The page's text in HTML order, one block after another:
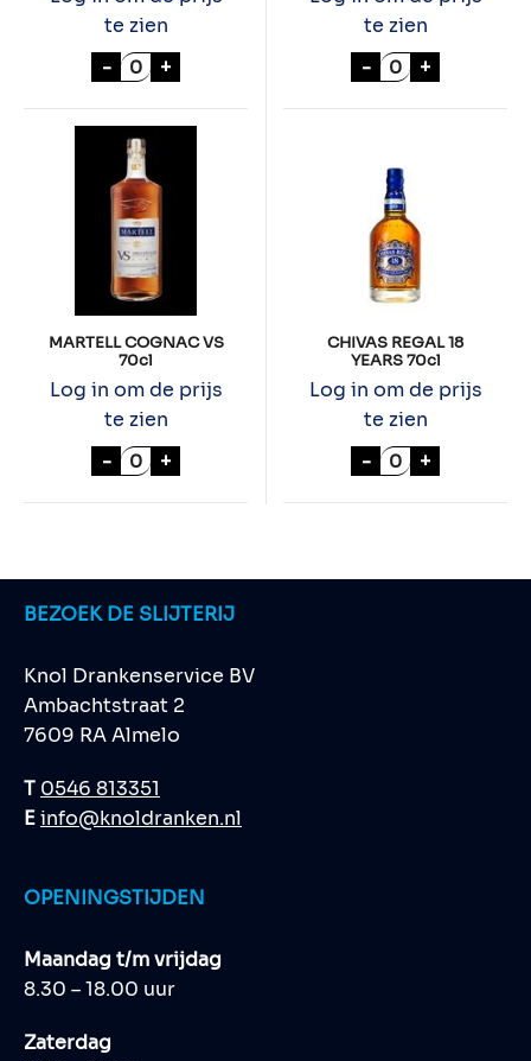
te zien
- JAMESON IRISH WHISKEY 70cl aantal
+
te zien
- WILD TURKEY
+
MARTELL COGNAC VS
70cl
Log in om de prijs
te zien
- MARTELL COGNAC VS 70cl aantal
+
CHIVAS REGAL 18
YEARS 70cl
Log in om de prijs
te zien
- CHIVAS
+
BEZOEK DE SLIJTERIJ
Knol Drankenservice BV
Ambachtstraat 2
7609 RA Almelo
T 0546 813351
Einfo@knoldranken.nl
OPENINGSTIJDEN
Maandag t/m vrijdag
8.30 – 18.00 uur
Zaterdag